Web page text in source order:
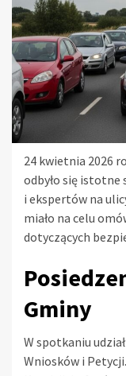
24 kwietnia 2026
odbyło się
i ekspertów na
miało na celu
dotyczących
Gminy
W spotkaniu
Wniosków i